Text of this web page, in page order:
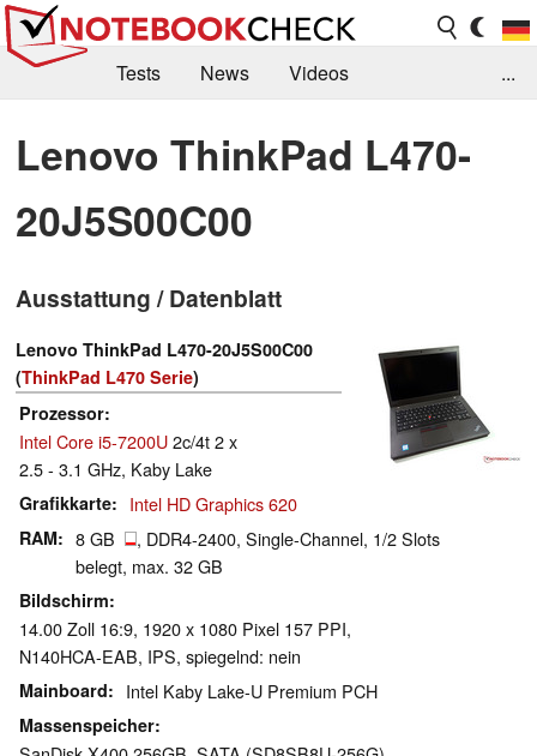
Tests News
Videos
Kaufberatung
Deals Suche
Jobs
Forum
...
Lenovo ThinkPad L470-
20J5S00C00
Ausstattung / Datenblatt
Lenovo ThinkPad L470-20J5S00C00
(ThinkPad L470 Serie)
Prozessor
Intel Core i5-7200U2c/4t 2 x
2.5 - 3.1 GHz, Kaby Lake
Grafikkarte Intel HD Graphics 620
RAM 8 GB
, DDR4-2400, Single-Channel, 1/2 Slots
belegt, max. 32 GB
Bildschirm
14.00 Zoll 16:9, 1920 x 1080 Pixel 157 PPI,
N140HCA-EAB, IPS, spiegelnd: nein
Mainboard Intel Kaby Lake-U Premium PCH
Massenspeicher